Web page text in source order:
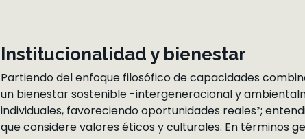
Institucionalidad y bienestar
Partiendo del enfoque filosófico de capacidades
un bienestar sostenible -intergeneracional y
individuales, favoreciendo oportunidades reales²;
que considere valores éticos y culturales. En términos